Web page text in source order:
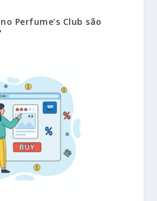
Perfume’s Club são